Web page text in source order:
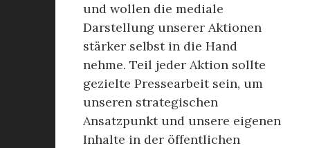
und wollen die mediale
Darstellung unserer Aktionen
stärker selbst in die Hand
nehme. Teil jeder Aktion sollte
gezielte Pressearbeit sein, um
unseren strategischen
Ansatzpunkt und unsere eigenen
Inhalte in der öffentlichen